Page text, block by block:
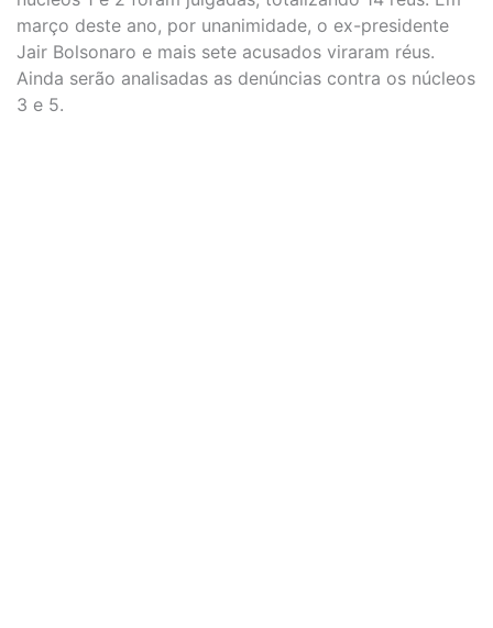
março deste ano, por unanimidade, o ex-presidente
Jair Bolsonaro e mais sete acusados viraram réus.
Ainda serão analisadas as denúncias contra os núcleos
3 e 5.